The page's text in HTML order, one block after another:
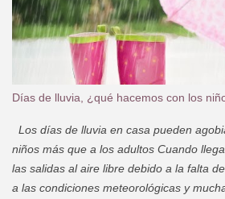
Smartphone a mano. Yo utilizo la app
para no perderme, y tengo una tarea
quejas, dudas o preguntas referentes al
cada vez que me surge una duda o una
nuestros hijos durante el año, y que nos
fuertes y también sus puntos débiles o
Días de lluvia, ¿qué hacemos con los
Los días de lluvia en casa pueden
niños más que a los adultos Cuando
las salidas al aire libre debido a la falta
a las condiciones meteorológicas y